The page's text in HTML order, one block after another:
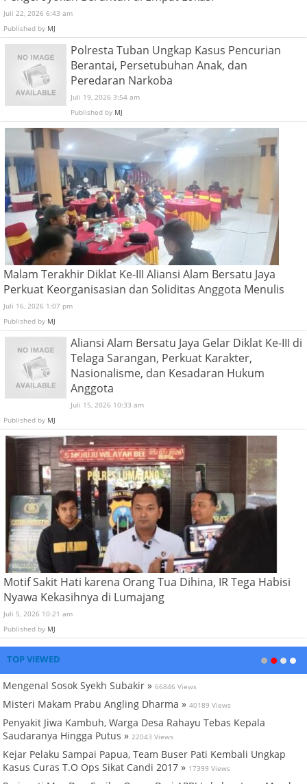
Juli 22, 2026 6:43 am
Published by MJ
Polresta Tuban Ungkap Kasus Pencurian
Berantai, Persetubuhan Anak, dan
Peredaran Narkoba
Juli 19, 2026 3:54 am
Published by MJ
Malam Terakhir Diklat Ke-III Aliansi Alam Bersatu Jaya
Perkuat Keorganisasian dan Soliditas Anggota Menulis
Juli 16, 2026 1:07 pm
Published by MJ
Aliansi Alam Bersatu Jaya Gelar Diklat Ke-III di
Telaga Sarangan, Perkuat Karakter,
Nasionalisme, dan Kesadaran Hukum
Anggota
Juli 15, 2026 10:33 am
Published by MJ
Motif Sakit Hati karena Orang Tua Dihina, IR Tega Habisi
Nyawa Kekasihnya di Lumajang
Juli 5, 2026 10:21 am
Published by MJ
TOP VIEWED
Mengenal Sosok Syekh Subakir » 66846 Views
Misteri Makam Prabu Angling Dharma » 40189 Views
Penyakit Jiwa Kambuh, Warga Desa Rahayu Tebas Kepala
Saudaranya Hingga Putus » 22043 Views
Kejar Pelaku Sampai Papua, Team Buser Pati Kembali Ungkap
Kasus Curas T.O Ops Sikat Candi 2017 » 17399 Views